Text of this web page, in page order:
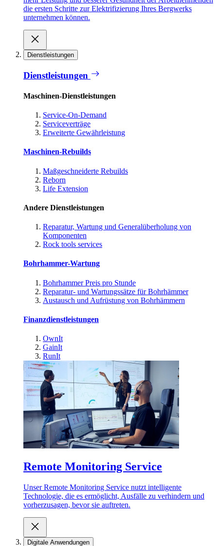
die ersten Schritte zur Elektrifizierung Ihres Bergwerks
unternehmen können.
Dienstleistungen
Dienstleistungen
Maschinen-Dienstleistungen
Service-On-Demand
Serviceverträge
Erweiterte Gewährleistung
Maschinen-Rebuilds
Maßgeschneiderte Rebuilds
Reborn
Life Extension
Andere Dienstleistungen
Reparatur, Wartung und Generalüberholung von
Komponenten
Rock tools services
Bohrhammer-Wartung
Bohrhammer Preis pro Stunde
Reparatur- und Wartungssätze für Bohrhämmer
Austausch und Aufrüstung von Bohrhämmern
Finanzdienstleistungen
OwnIt
GainIt
RunIt
Remote Monitoring Service
Unser Remote Monitoring Service nutzt intelligente
Technologie, die es ermöglicht, Ausfälle zu verhindern und
vorherzusagen, bevor sie auftreten.
Digitale Anwendungen